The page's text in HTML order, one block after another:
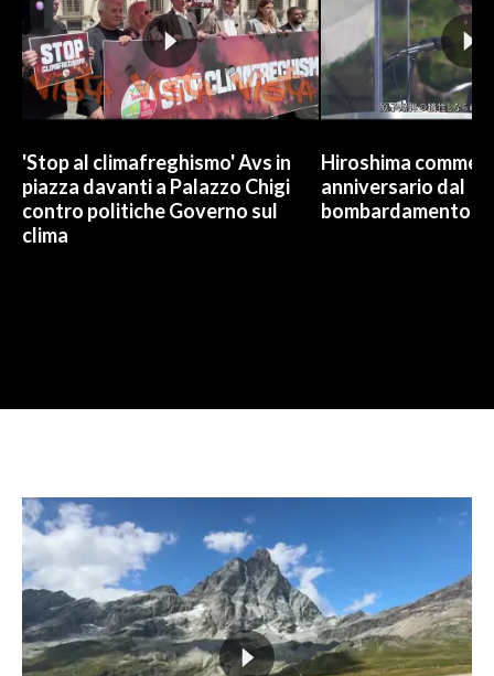
'Stop al climafreghismo' Avs in
piazza davanti a Palazzo Chigi
contro politiche Governo sul
clima
Hiroshima
anniversario dal
bombardamento